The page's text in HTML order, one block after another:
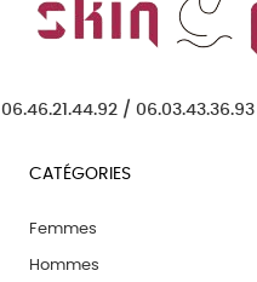
06.46.21.44.92 / 06.03.43.36.93
CATÉGORIES
Femmes
Hommes